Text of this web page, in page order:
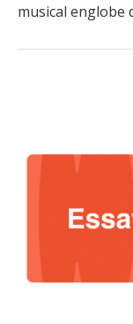
musical englobe